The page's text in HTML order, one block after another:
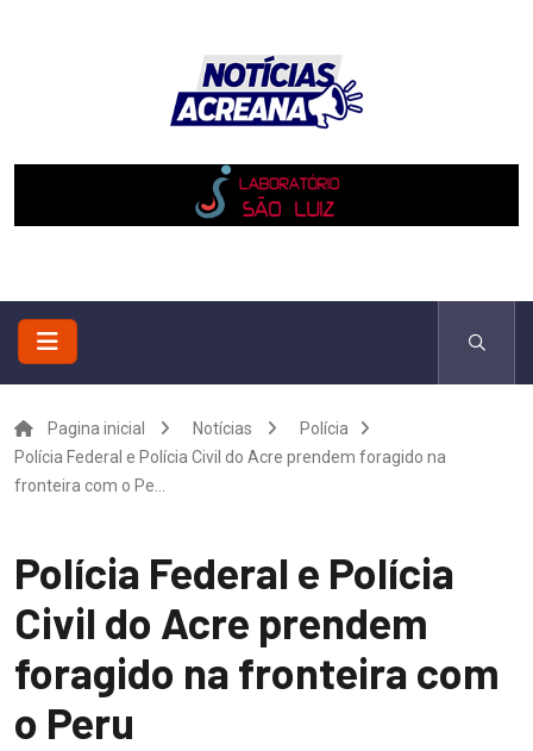
Pagina inicial Notícias
Polícia
Polícia Federal e Polícia Civil do Acre prendem foragido na
fronteira com o Pe...
Polícia Federal e Polícia
Civil do Acre prendem
foragido na fronteira com
o Peru